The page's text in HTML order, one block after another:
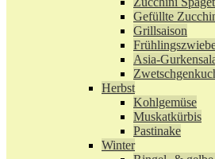
Gefüllte
Grillsaison
Asia-
Herbst
Kohlgemüse
Muskatkürbis
Pastinake
Winter